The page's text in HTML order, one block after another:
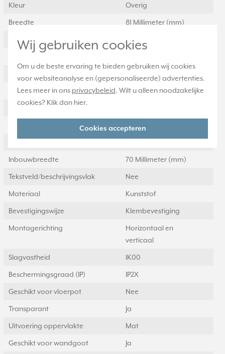
Wij gebruiken cookies
Om u de beste ervaring te bieden gebruiken wij cookies
voor websiteanalyse en (gepersonaliseerde) advertenties.
Lees meer in ons privacybeleid. Wilt u alleen noodzakelijke
cookies? Klik dan hier.
Cookies accepteren
Kleur Overig
Breedte 81 Millimeter (mm)
Halogeenvrij Ja
11 Millimeter (mm)
Aantal eenheden 2
Oppervlaktebescherming Gelakt
Inbouwbreedte 70 Millimeter (mm)
Tekstveld/beschrijvingsvlak Nee
Materiaal Kunststof
Bevestigingswijze Klembevestiging
Montagerichting
Horizontaal en
verticaal
Slagvastheid IK00
Beschermingsgraad (IP) IP2X
Geschikt voor vloerpot Nee
Transparant Ja
Uitvoering oppervlakte Mat
Geschikt voor wandgoot Ja